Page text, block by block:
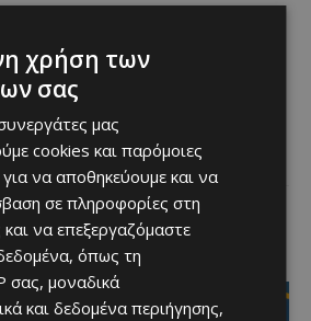
για
χορό
σου και θέα τις Περσείδες
Αν αγαπάς τις βόλτες στη φύση
τετράποδο φίλο σου, τότε αυτή
η εμπειρία...
χρήση των
σας
μας
cookies και παρόμοιες
για να αποθηκεύουμε και να
σε πληροφορίες στη
να επεξεργαζόμαστε
όπως τη
σας, μοναδικά
και δεδομένα περιήγησης,